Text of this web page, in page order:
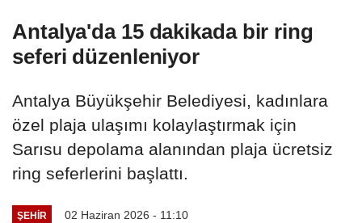
Antalya'da 15 dakikada bir ring
seferi düzenleniyor
Antalya Büyükşehir Belediyesi, kadınlara
özel plaja ulaşımı kolaylaştırmak için
Sarısu depolama alanından plaja ücretsiz
ring seferlerini başlattı.
ŞEHIR 02 Haziran 2026 - 11:10